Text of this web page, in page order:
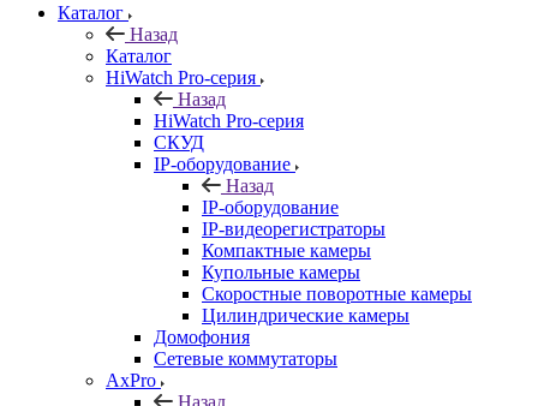
Каталог
Назад
Каталог
HiWatch Pro-серия
Назад
HiWatch Pro-серия
CКУД
IP-оборудование
Назад
IP-оборудование
IP-видеорегистраторы
Компактные камеры
Купольные камеры
Скоростные поворотные камеры
Цилиндрические камеры
Домофония
Сетевые коммутаторы
AxPro
Назад